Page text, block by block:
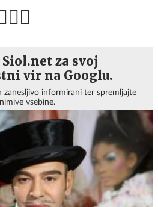
za svoj
vir na Googlu.
zanesljivo informirani ter spremljajte
vsebine.